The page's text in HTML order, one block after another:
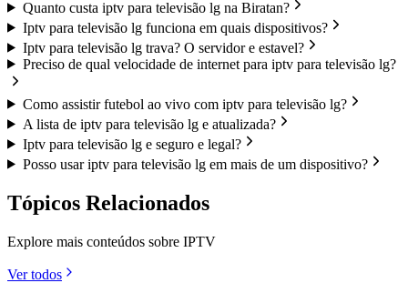
Quanto custa iptv para televisão lg na Biratan?
Iptv para televisão lg funciona em quais dispositivos?
Iptv para televisão lg trava? O servidor e estavel?
Preciso de qual velocidade de internet para iptv para televisão lg?
Como assistir futebol ao vivo com iptv para televisão lg?
A lista de iptv para televisão lg e atualizada?
Iptv para televisão lg e seguro e legal?
Posso usar iptv para televisão lg em mais de um dispositivo?
Tópicos Relacionados
Explore mais conteúdos sobre IPTV
Ver todos